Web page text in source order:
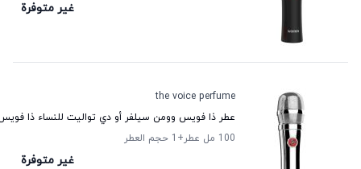
غير متوفرة
the voice perfume
عطر ذا فويس وومن سيلفر أو دي تواليت للنساء ذا
100 مل عطر
+1 حجم العطر
غير متوفرة